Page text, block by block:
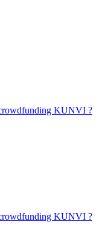
KUNVI ?
KUNVI ?